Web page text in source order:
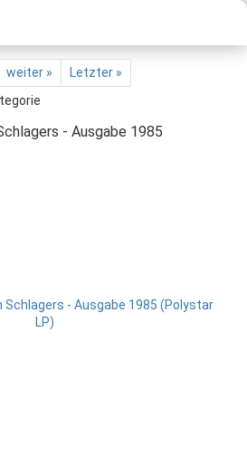
weiter »
Letzter »
- Ausgabe 1985